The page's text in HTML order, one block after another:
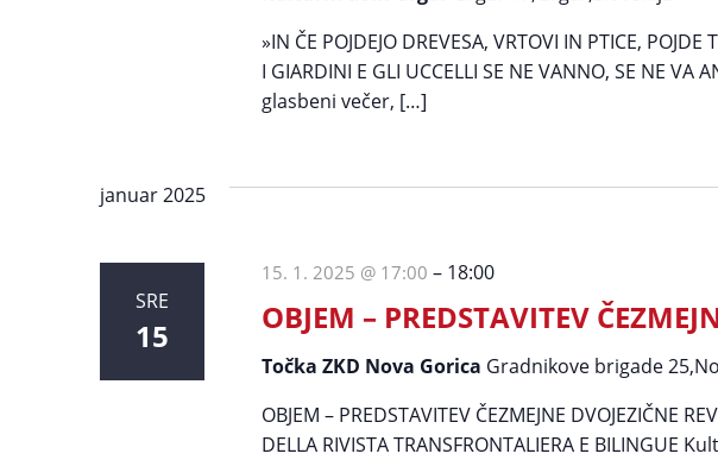
»IN ČE POJDEJO DREVESA, VRTOVI IN PTICE, POJDE
I GIARDINI E GLI UCCELLI SE NE VANNO, SE NE VA
glasbeni večer, […]
januar 2025
SRE
15 OBJEM – PREDSTAVITEV
15. 1. 2025 @ 17:00 – 18:00
Točka ZKD Nova Gorica Gradnikove brigade
OBJEM – PREDSTAVITEV ČEZMEJNE DVOJEZIČNE
DELLA RIVISTA TRANSFRONTALIERA E